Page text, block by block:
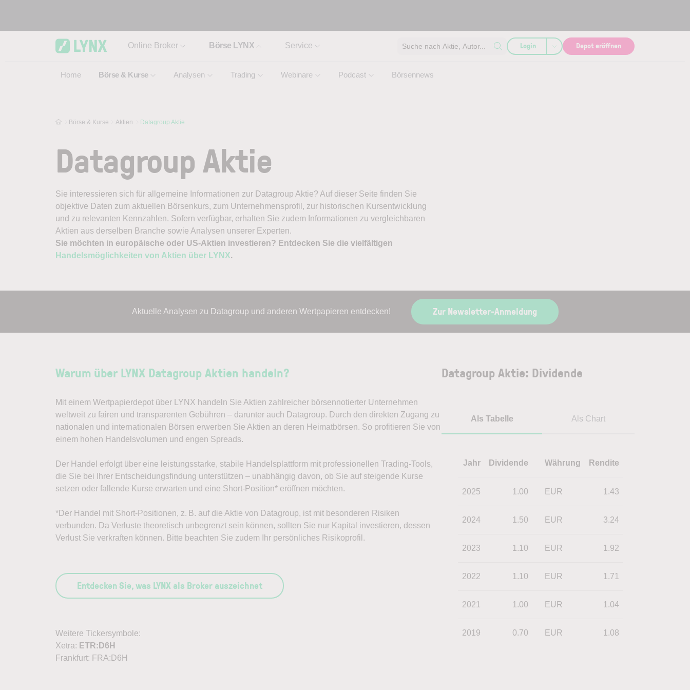
Online Broker Börse LYNX
Home Börse & Kurse Analysen Trading Webinare Podcast Börsennews
Service Suche nach Aktie, Autor... Login Depot eröffnen
Börse & Kurse Aktien Datagroup Aktie
Datagroup Aktie
Sie interessieren sich für allgemeine Informationen zur Datagroup Aktie? Auf dieser Seite finden Sie
objektive Daten zum aktuellen Börsenkurs, zum Unternehmensprofil, zur historischen Kursentwicklung
und zu relevanten Kennzahlen. Sofern verfügbar, erhalten Sie zudem Informationen zu vergleichbaren
Aktien aus derselben Branche sowie Analysen unserer Experten.
Sie möchten in europäische oder US-Aktien investieren? Entdecken Sie die vielfältigen
Handelsmöglichkeiten von Aktien über LYNX.
Aktuelle Analysen zu Datagroup und anderen Wertpapieren entdecken! Zur Newsletter-Anmeldung
Warum über LYNX Datagroup Aktien handeln?
Mit einem Wertpapierdepot über LYNX handeln Sie Aktien zahlreicher börsennotierter Unternehmen
weltweit zu fairen und transparenten Gebühren – darunter auch Datagroup. Durch den direkten Zugang zu
nationalen und internationalen Börsen erwerben Sie Aktien an deren Heimatbörsen. So profitieren Sie von
einem hohen Handelsvolumen und engen Spreads.
Der Handel erfolgt über eine leistungsstarke, stabile Handelsplattform mit professionellen Trading-Tools,
die Sie bei Ihrer Entscheidungsfindung unterstützen – unabhängig davon, ob Sie auf steigende Kurse
setzen oder fallende Kurse erwarten und eine Short-Position* eröffnen möchten.
*Der Handel mit Short-Positionen, z. B. auf die Aktie von Datagroup, ist mit besonderen Risiken
verbunden. Da Verluste theoretisch unbegrenzt sein können, sollten Sie nur Kapital investieren, dessen
Verlust Sie verkraften können. Bitte beachten Sie zudem Ihr persönliches Risikoprofil.
Entdecken Sie, was LYNX als Broker auszeichnet
Weitere Tickersymbole:
Xetra: ETR:D6H
Frankfurt: FRA:D6H
Datagroup Aktie: Dividende
Als Tabelle Als Chart
Jahr Dividende Währung Rendite
2025 1.00 EUR 1.43
2024 1.50 EUR 3.24
2023 1.10 EUR 1.92
2022 1.10 EUR 1.71
2021 1.00 EUR 1.04
2019 0.70 EUR 1.08